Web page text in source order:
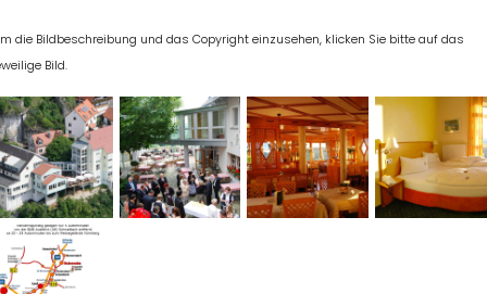
die Bildbeschreibung und das Copyright einzusehen, klicken Sie bitte auf das
Bild.